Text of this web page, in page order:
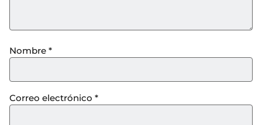
Nombre *
Correo electrónico *